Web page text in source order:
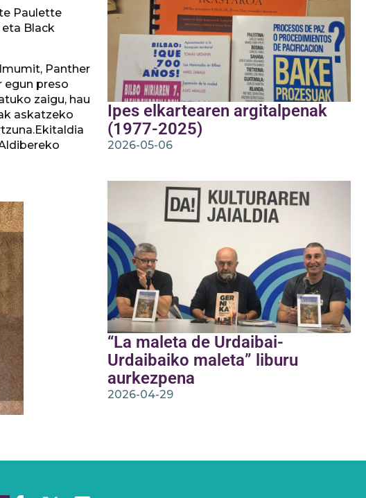
Paulette
Black
Panther
egun preso
zaigu, hau
askatzeko
Ipes elkartearen argitalpenak
(1977-2025)
2026-05-06
“La maleta de Urdaibai-
Urdaibaiko maleta” liburu
aurkezpena
2026-04-29